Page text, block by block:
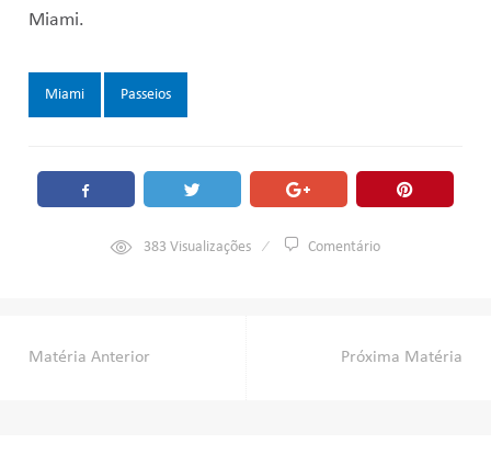
Miami.
Miami Passeios
383Visualizações Comentário
Navegação
Matéria Anterior Próxima Matéria